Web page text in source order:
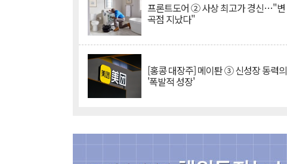
프론트도어 ② 사상 최고가 경신…"변
곡점 지났다"
[홍콩 대장주] 메이퇀 ③ 신성장 동력의
'폭발적 성장'